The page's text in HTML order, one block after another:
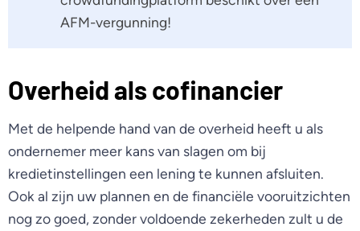
AFM-vergunning!
Overheid als cofinancier
Met de helpende hand van de overheid heeft u als
ondernemer meer kans van slagen om bij
kredietinstellingen een lening te kunnen afsluiten.
Ook al zijn uw plannen en de financiële vooruitzichten
nog zo goed, zonder voldoende zekerheden zult u de